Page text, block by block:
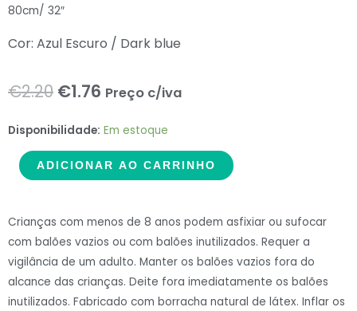
80cm/ 32″
Cor: Azul Escuro / Dark blue
€2.20 O
preço
original
era:
€1.76 O
preço
atual
é:
€1.76.
Preço c/iva
Disponibilidade: Em estoque
ME
Balloons
32"
Azul
Escuro#13
quantidade
ADICIONAR AO CARRINHO
Crianças com menos de 8 anos podem asfixiar ou sufocar
com balões vazios ou com balões inutilizados. Requer a
vigilância de um adulto. Manter os balões vazios fora do
alcance das crianças. Deite fora imediatamente os balões
inutilizados. Fabricado com borracha natural de látex. Inflar os